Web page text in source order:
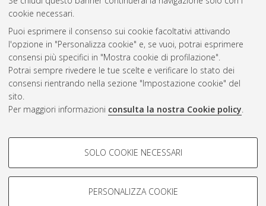
cookie necessari.
Puoi esprimere il consenso sui cookie facoltativi attivando
l'opzione in "Personalizza cookie" e, se vuoi, potrai esprimere
consensi più specifici in "Mostra cookie di profilazione".
Potrai sempre rivedere le tue scelte e verificare lo stato dei
consensi rientrando nella sezione "Impostazione cookie" del
sito.
Per maggiori informazioni consulta la nostra Cookie policy.
COOKIE DI PROFILAZIONE -
Si tratta di cookie utilizzati per analizzare le caratteristiche della
navigazione degli utenti, creare profili in base al loro comportamento
SOLO COOKIE NECESSARI
PERSONALIZZA COOKIE
Atom
Rss 1.0
Rss 2.0
AMS Laurea
Impostazioni Cookie
Informativa sulla privacy
Condizioni d’uso del sito